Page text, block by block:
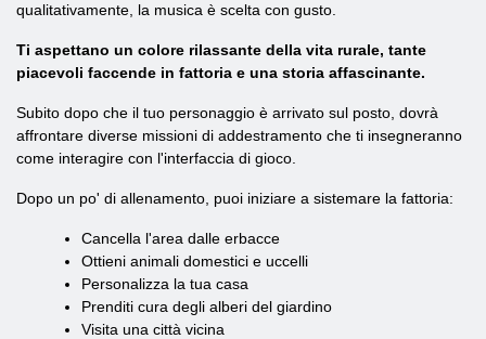
qualitativamente, la musica è scelta con gusto.
Ti aspettano un colore rilassante della vita rurale, tante
piacevoli faccende in fattoria e una storia affascinante.
Subito dopo che il tuo personaggio è arrivato sul posto, dovrà
affrontare diverse missioni di addestramento che ti insegneranno
come interagire con l'interfaccia di gioco.
Dopo un po' di allenamento, puoi iniziare a sistemare la fattoria:
Cancella l'area dalle erbacce
Ottieni animali domestici e uccelli
Personalizza la tua casa
Prenditi cura degli alberi del giardino
Visita una città vicina